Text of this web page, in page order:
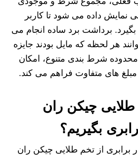
نمایش داده می شود تا کاربر
بگیرد. برداشت برد ساده انجام می
هر لحظه که مایل بودند جایزه
محدوده شرط بندی متنوع، امکان
های متفاوت فراهم می کند.
طلایی چیکن ران
برابری از تخم طلایی چیکن ران